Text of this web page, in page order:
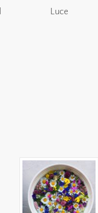
Luce